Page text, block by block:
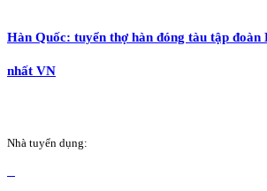
Hàn Quốc: tuyển thợ hàn đóng tàu tập đoàn
nhất VN
Nhà tuyển dụng: